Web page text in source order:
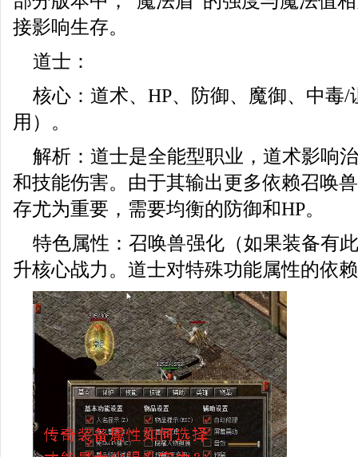
接影响生存。
道士：
核心：道术、HP、防御、魔御、中毒/
用）。
解析：道士是全能型职业，道术影响
和技能伤害。由于其输出更多依赖召唤
存尤为重要，需要均衡的防御和HP。
特色属性：召唤兽强化（如果装备有
升核心战力。道士对特殊功能属性的依